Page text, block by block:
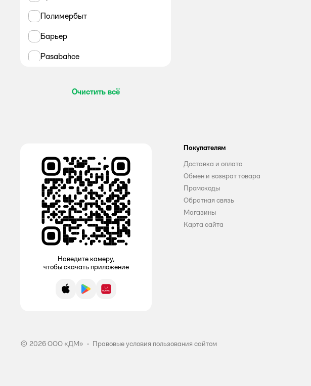
Полимербыт
Барьер
Pasabahce
Урал СКО
VITTO
APPETITE
ATMOSPHERE
Berossi
CASTA
ECOS
Очистить всё
Наведите камеру,
чтобы скачать приложение
App StoreGoogle PlayAppGallery
Покупателям
Доставка и оплата
Обмен и возврат товара
Промокоды
Обратная связь
Магазины
Карта сайта
© 2026 ООО «ДМ» • Правовые условия пользования сайтом